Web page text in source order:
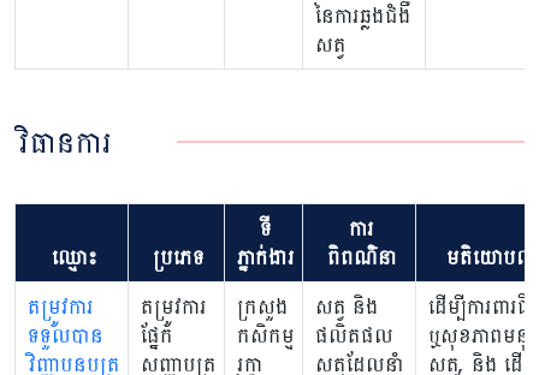
នៃការឆ្លងជំងឺ
សត្វ
វិធានការ
ឈ្មោះ ប្រភេទ
ទី
ភ្នាក់ងារ
ការ
ពិពណ៌នា
មតិយោបល់
តម្រូវការ
ទទួលបាន
វិញ្ញាបនបត្រ
តម្រូវការ
ផ្នែក
សញ្ញាបត្រ
ក្រសួង
កសិកម្ម
រុក្ខា
សត្វ និង
ផលិតផល
សត្វដែលនាំ
ដើម្បីការពារជី
ឬសុខភាពមនុ
សត្វ, និង ដើម្បី